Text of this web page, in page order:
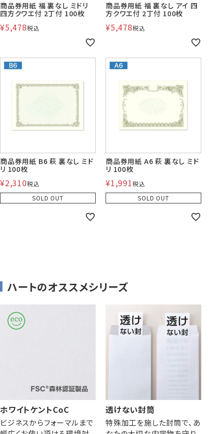
株券・商品券
発送・包装・梱包資
プリンター
対応製品
Cuoretti
喪中はがき印刷サービス
商品券用紙 福 裏なし ミドリ
四方クワエ付 2丁付 100枚
¥5,478税込
商品券用紙 福 裏なし アイ 四
方クワエ付 2丁付 100枚
¥5,478税込
商品券用紙 B6 萩 裏なし ミド
リ 100枚
¥2,310税込
SOLD OUT
商品券用紙 A6 萩 裏なし ミド
リ 100枚
¥1,991税込
SOLD OUT
ハートのオススメシリーズ
ホワイトケントCoC
ビジネスからフォーマルまで
透けない封筒
特殊加工を施した封筒で、あ